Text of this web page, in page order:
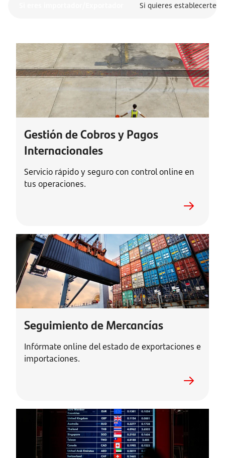
Si quieres establecerte
Gestión de Cobros y Pagos
Internacionales
Servicio rápido y seguro con control online en
tus operaciones.
Seguimiento de Mercancías
Infórmate online del estado de exportaciones e
importaciones.